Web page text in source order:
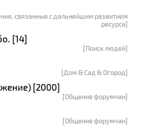
связанные с дальнейшим развитием
ресурса]
[14]
[Поиск людей]
[Дом & Сад & Огород]
[2000]
[Общение форумчан]
[Общение форумчан]